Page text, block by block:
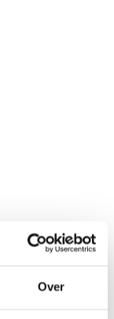
Over